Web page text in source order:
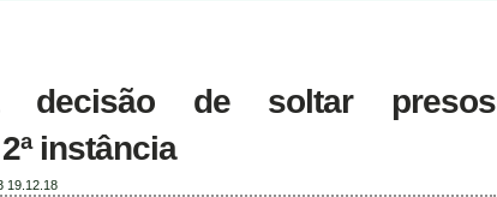
decisão de soltar presos
instância
19.12.18